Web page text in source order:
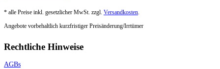
* alle Preise inkl. gesetzlicher MwSt. zzgl. Versandkosten.
Angebote vorbehaltlich kurzfristiger Preisänderung/Irrtümer
Rechtliche Hinweise
AGBs